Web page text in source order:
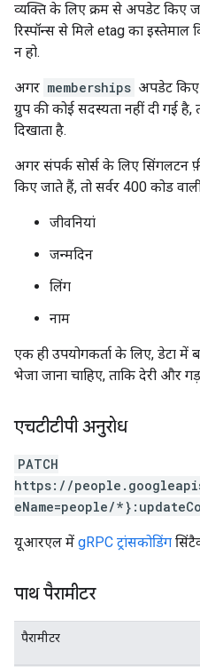
व्यक्ति के लिए क्रम से अपडेट किए
रिस्पॉन्स से मिले etag का इस्तेमाल
न हो.
अगर memberships अपडेट किए
ग्रुप की कोई सदस्यता नहीं दी गई है,
दिखाता है.
अगर संपर्क सोर्स के लिए सिंगलटन
किए जाते हैं, तो सर्वर 400 कोड
जीवनियां
जन्मदिन
लिंग
नाम
एक ही उपयोगकर्ता के लिए, डेटा
भेजा जाना चाहिए, ताकि देरी और
एचटीटीपी अनुरोध
PATCH
https://
eName=people/
यूआरएल में gRPC ट्रांसकोडिंग
पाथ पैरामीटर
पैरामीटर